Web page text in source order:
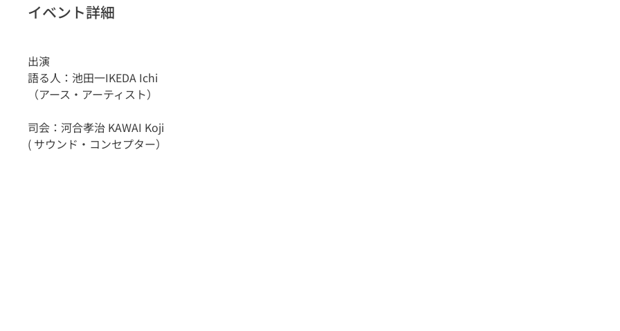
イベント詳細
出演
語る人：池田一IKEDA Ichi
（アース・アーティスト）
司会：河合孝治 KAWAI Koji
( サウンド・コンセプター）